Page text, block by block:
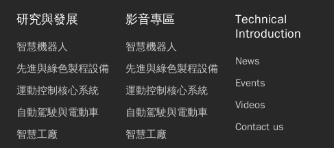
研究與發展
智慧機器人
先進與綠色製程設備
運動控制核心系統
自動駕駛與電動車
智慧工廠
影音專區
智慧機器人
先進與綠色製程設備
運動控制核心系統
自動駕駛與電動車
智慧工廠
Technical
Introduction
News
Events
Videos
Contact us